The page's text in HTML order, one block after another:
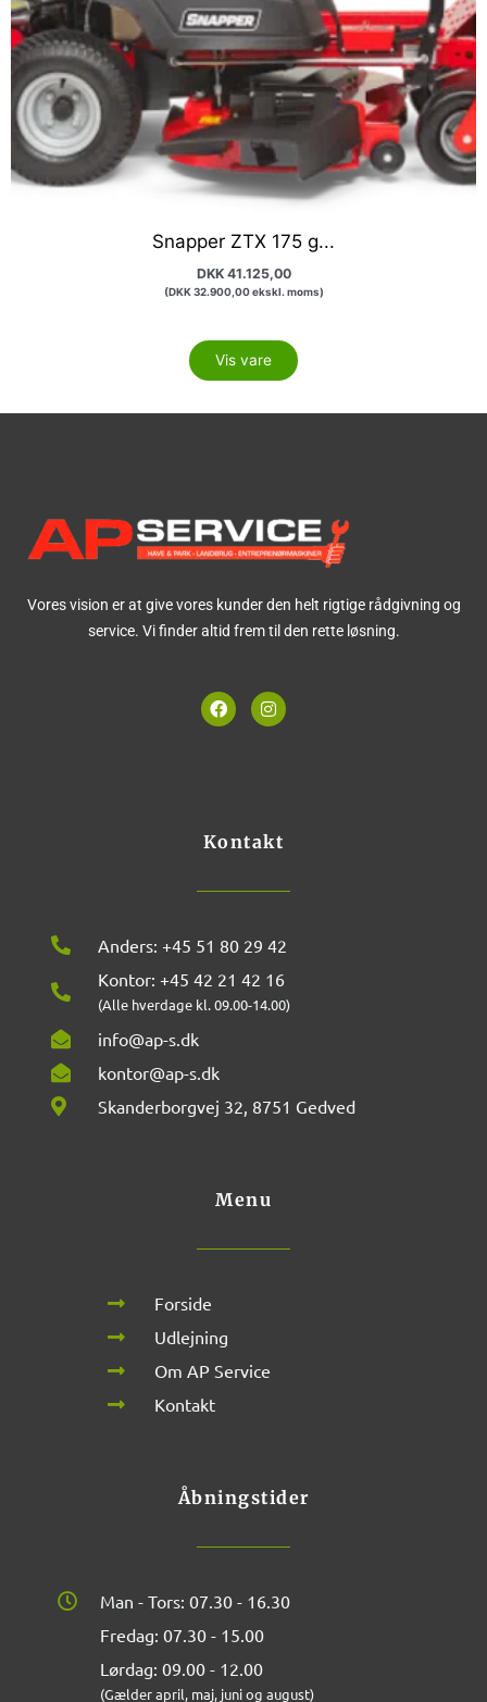
Snapper ZTX 175 g...
DKK41.125,00
(DKK32.900,00ekskl. moms)
Vis vare
Vores vision er at give vores kunder den helt rigtige rådgivning og
service. Vi finder altid frem til den rette løsning.
F
a
I
n
m
Kontakt
Anders: +45 51 80 29 42
Kontor: +45 42 21 42 16
(Alle hverdage kl. 09.00-14.00)
info@ap-s.dk
kontor@ap-s.dk
Skanderborgvej 32, 8751 Gedved
Menu
Forside
Udlejning
Om AP Service
Kontakt
Åbningstider
Man - Tors: 07.30 - 16.30
Fredag: 07.30 - 15.00
Lørdag: 09.00 - 12.00
(Gælder april, maj, juni og august)